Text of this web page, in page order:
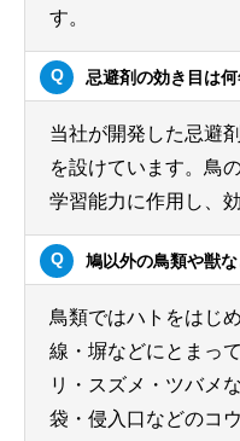
す。
忌避剤の効き目は
当社が開発した忌避
を設けています。鳥
学習能力に作用し、
鳩以外の鳥類や獣
鳥類ではハトをはじ
線・塀などにとまっ
リ・スズメ・ツバメ
袋・侵入口などのコ